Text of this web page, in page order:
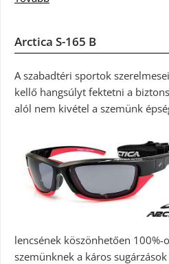
Arctica S-165 B
A szabadtéri sportok
kellő hangsúlyt fektetni a
alól nem kivétel a szemünk
lencsének köszönhetően
szemünknek a káros